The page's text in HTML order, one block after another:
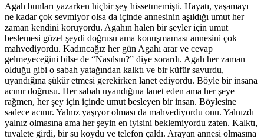
Agah bunları yazarken hiçbir şey hissetmemişti. Hayatı, yaşamayı
ne kadar çok sevmiyor olsa da içinde annesinin aşıldığı umut her
zaman kendini koruyordu. Agahın halen bir şeyler için umut
beslemesi güzel şeydi doğrusu ama konuşmaması annesini çok
mahvediyordu. Kadıncağız her gün Agahı arar ve cevap
gelmeyeceğini bilse de “Nasılsın?” diye sorardı. Agah her zaman
olduğu gibi o sabah yatağından kalktı ve bir küfür savurdu,
uyandığına şükür etmesi gerekirken lanet ediyordu. Böyle bir insana
acınır doğrusu. Her sabah uyandığına lanet eden ama her şeye
rağmen, her şey için içinde umut besleyen bir insan. Böylesine
sadece acınır. Yalnız yaşıyor olması da mahvediyordu onu. Yalnızdı
yalnız olmasına ama her şeyin en iyisini beklemiyordu zaten. Kalktı,
tuvalete girdi, bir su koydu ve telefon çaldı. Arayan annesi olmasına